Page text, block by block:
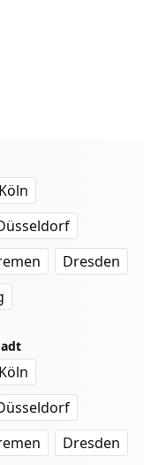
Köln
Dresden
Köln
Dresden